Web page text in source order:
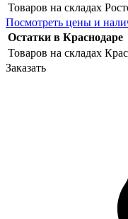
Товаров на складах
Посмотреть цены и
Остатки в Краснодаре
Товаров на складах
Заказать